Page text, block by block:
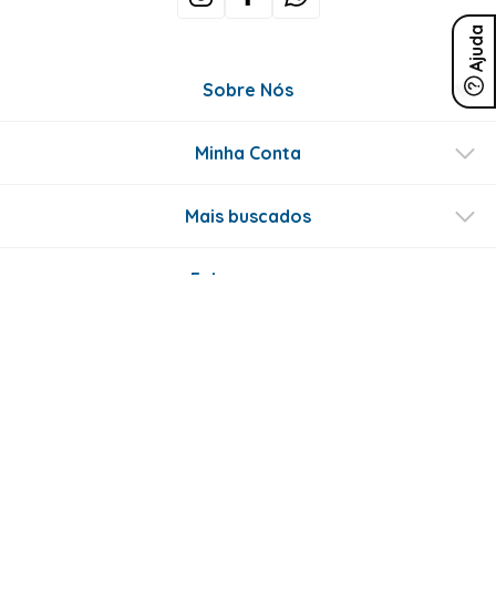
Ajuda
Sobre Nós
Minha Conta
Mais buscados
Fale conosco